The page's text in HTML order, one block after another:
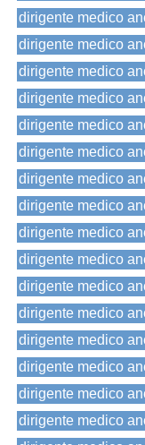
dirigente medico
dirigente medico
dirigente medico
dirigente medico
dirigente medico
dirigente medico
dirigente medico
dirigente medico
dirigente medico
dirigente medico
dirigente medico
dirigente medico
dirigente medico
dirigente medico
dirigente medico
dirigente medico